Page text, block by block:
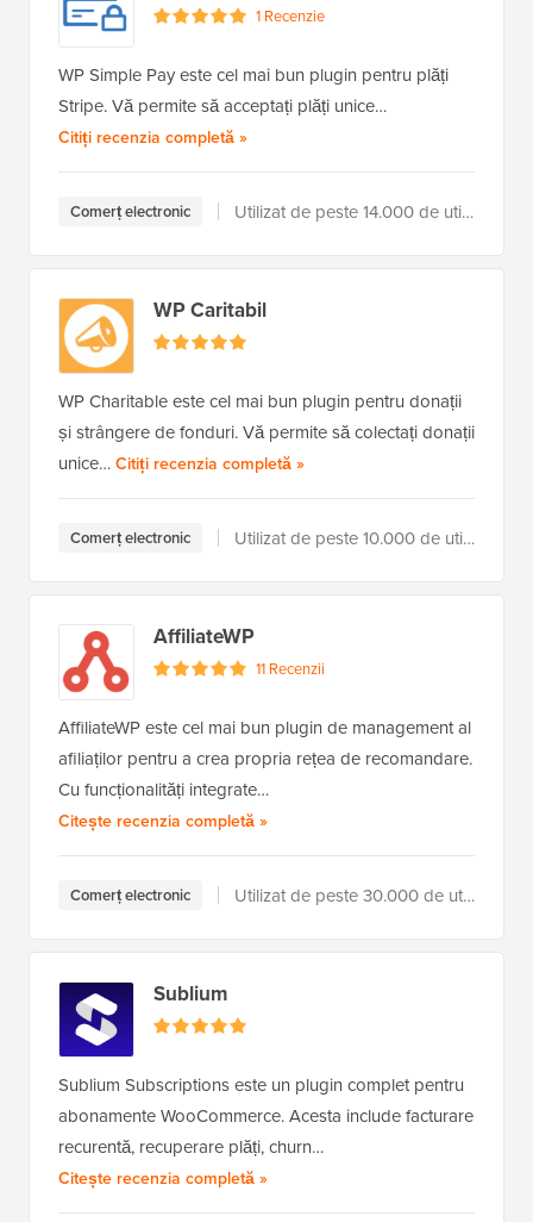
1 Recenzie
WP Simple Pay este cel mai bun plugin pentru plăți
Stripe. Vă permite să acceptați plăți unice…
Citiți recenzia completă a WP Simple Pay
»
Comerț electronic Utilizat de peste 14.000 de utilizatori
WP Caritabil
WP Charitable este cel mai bun plugin pentru donații
și strângere de fonduri. Vă permite să colectați donații
unice… Citiți recenzia completă a WP Charitable
»
Comerț electronic Utilizat de peste 10.000 de utilizatori
AffiliateWP
11 Recenzii
AffiliateWP este cel mai bun plugin de management al
afiliaților pentru a crea propria rețea de recomandare.
Cu funcționalități integrate…
Citește recenzia completă a AffiliateWP
»
Comerț electronic Utilizat de peste 30.000 de utilizatori
Sublium
Sublium Subscriptions este un plugin complet pentru
abonamente WooCommerce. Acesta include facturare
recurentă, recuperare plăți, churn…
Citește recenzia completă a Sublium
»